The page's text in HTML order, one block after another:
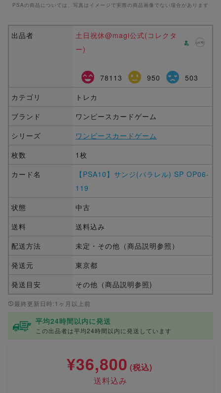
PSAの商品については、写真はイメージで実際の商品画像でない場合があります
出品者
土日祝休@magi公式(コレクタ
ー)
78113 950
503
カテゴリ
トレカ
ブランド
ワンピースカードゲーム
シリーズ
ワンピースカードゲーム
枚数
1枚
カード名
【PSA10】サンジ(パラレル) SP OP06-
119
状態
中古
送料
送料込み
配送方法
未定・その他（商品説明参照）
発送元
東京都
発送目安
その他（商品説明参照)
最終更新日時:1ヶ月以上前
平均24時間以内に発送
この出品者は平均24時間以内に発送しています
¥36,800 (税込)
送料込み